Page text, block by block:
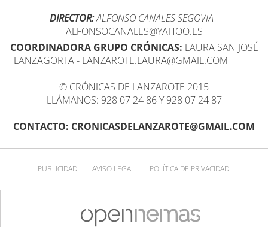
DIRECTOR:ALFONSO CANALES SEGOVIA -
ALFONSOCANALES@YAHOO.ES
COORDINADORA GRUPO CRÓNICAS: LAURA SAN JOSÉ
LANZAGORTA - LANZAROTE.LAURA@GMAIL.COM
© CRÓNICAS DE LANZAROTE 2015
LLÁMANOS: 928 07 24 86 Y 928 07 24 87
CONTACTO: CRONICASDELANZAROTE@GMAIL.COM
PUBLICIDAD AVISO LEGAL POLÍTICA DE PRIVACIDAD